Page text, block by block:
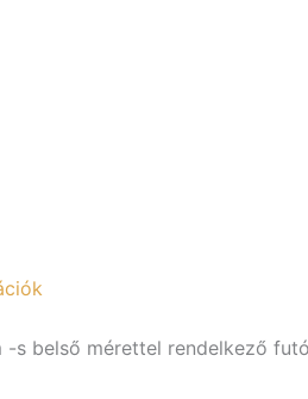
-s belső mérettel rendelkező